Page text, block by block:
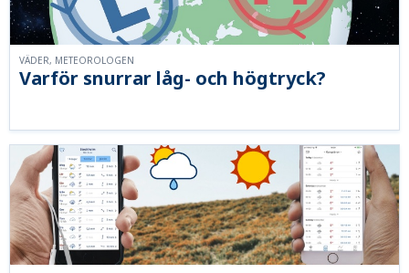
Varför snurrar låg- och högtryck?
VÄDER, METEOROLOGEN